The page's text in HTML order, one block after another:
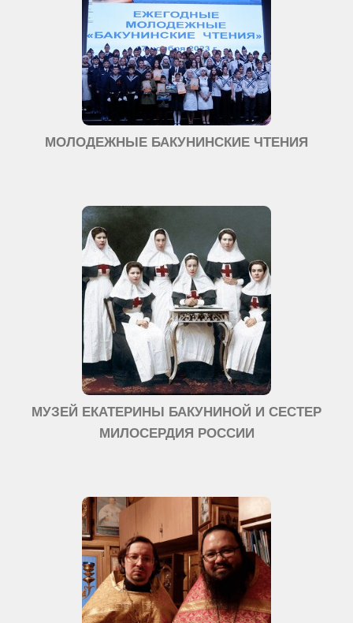
МОЛОДЕЖНЫЕ БАКУНИНСКИЕ ЧТЕНИЯ
МУЗЕЙ ЕКАТЕРИНЫ БАКУНИНОЙ И СЕСТЕР
МИЛОСЕРДИЯ РОССИИ